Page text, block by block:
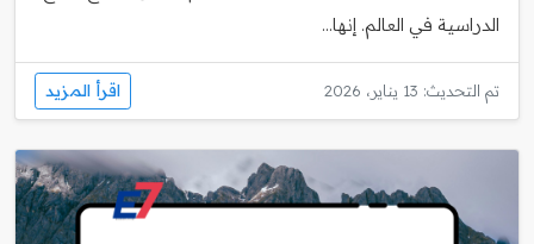
الدراسية في العالم. إنها...
تم التحديث: 13 يناير، 2026 اقرأ المزيد